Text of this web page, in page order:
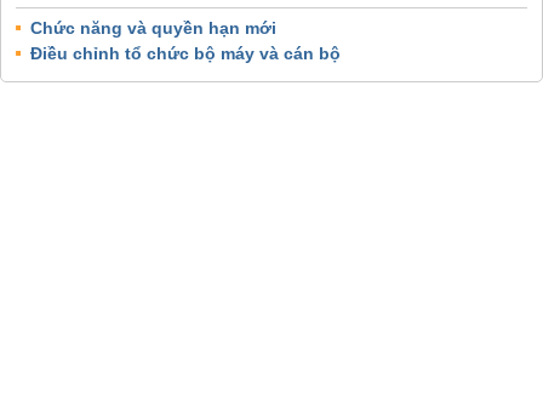
Chức năng và quyền hạn mới
Điều chỉnh tổ chức bộ máy và cán bộ